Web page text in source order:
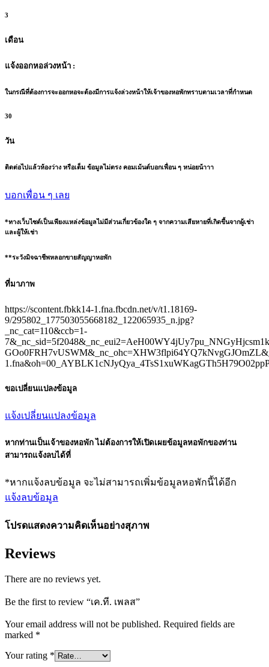
3
เดือน
แจ้งออกหอล่วงหน้า :
ในกรณีที่ต้องการจะออกหอจะต้องมีการแจ้งล่วงหน้าให้เจ้าของหอพักทราบตามเวลาที่กำหนด
30
วัน
ติดต่อไปแล้วห้องว่าง หรือเต็ม ข้อมูลไม่ตรง คอมเม้นต์บอกเพื่อน ๆ หน่อยน้าาา
บอกเพื่อน ๆ เลย
*ทางเว็บไซต์เป็นเพียงแหล่งข้อมูลไม่มีส่วนเกี่ยวข้องใด ๆ จากความเสียหายที่เกิดขึ้นจากผู้เช่า
และผู้ให้เช่า
**ระวังมิจฉาชีพหลอกขายสัญญาหอพัก
ที่มาภาพ
https://scontent.fbkk14-1.fna.fbcdn.net/v/t1.18169-
9/295802_177503055668182_122065935_n.jpg?
_nc_cat=110&ccb=1-
ขอเปลี่ยนแปลงข้อมูล
แจ้งเปลี่ยนแปลงข้อมูล
หากท่านเป็นเจ้าของหอพัก ไม่ต้องการให้เปิดเผยข้อมูลหอพักของท่าน
สามารถแจ้งลบได้ที่
*หากแจ้งลบข้อมูล จะไม่สามารถเพิ่มข้อมูลหอพักนี้ได้อีก
แจ้งลบข้อมูล
โปรดแสดงความคิดเห็นอย่างสุภาพ
Reviews
There are no reviews yet.
Be the first to review “เค.ที. เพลส”
Your email address will not be published. Required fields are
marked *
Your rating *